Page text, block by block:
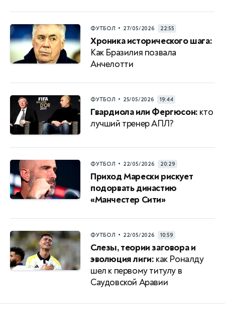
ФУТБОЛ • 27/05/2026 22:55
Хроника исторического шага:
Как Бразилия позвала
Анчелотти
ФУТБОЛ • 25/05/2026 19:44
Гвардиола или Фергюсон: кто
лучший тренер АПЛ?
ФУТБОЛ • 22/05/2026 20:29
Приход Марески рискует
подорвать династию
«Манчестер Сити»
ФУТБОЛ • 22/05/2026 10:59
Слезы, теории заговора и
эволюция лиги: как Роналду
шел к первому титулу в
Саудовской Аравии